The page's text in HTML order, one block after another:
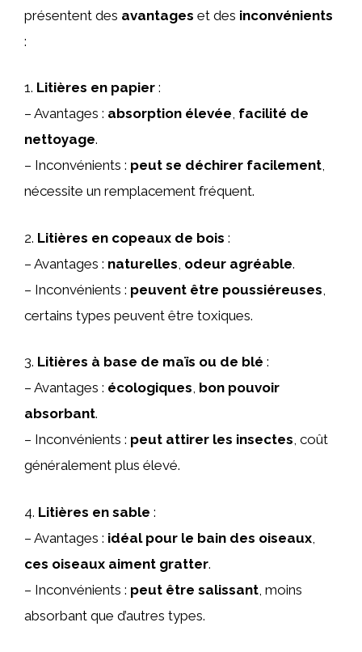
présentent des avantages et des inconvénients
:
1. Litières en papier :
– Avantages : absorption élevée, facilité de
nettoyage.
– Inconvénients : peut se déchirer facilement,
nécessite un remplacement fréquent.
2. Litières en copeaux de bois :
– Avantages : naturelles odeur agréable.
– Inconvénients : peuvent être poussiéreuses
certains types peuvent être toxiques.
3. Litières à base de maïs ou de blé :
– Avantages : écologiques, bon pouvoir
absorbant.
– Inconvénients : peut attirer les insectes, coût
généralement plus élevé.
4. Litières en sable :
– Avantages : idéal pour le bain des oiseaux
ces oiseaux aiment gratter.
– Inconvénients : peut être salissant , moins
absorbant que d’autres types.